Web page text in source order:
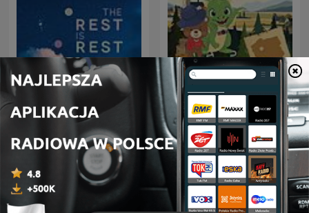
Slow Radio | Sleep Focus
Sounds
Smok i Miś na wakacjach
w… Polsce